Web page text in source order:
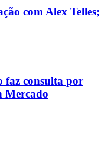
com Alex Telles;
faz consulta por
Mercado